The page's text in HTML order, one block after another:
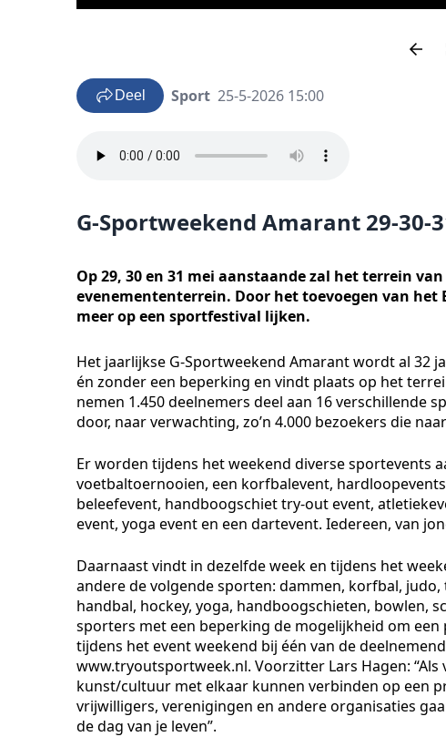
Deel Sport 25-5-2026 15:00
G-Sportweekend Amarant 29-30-
Op 29, 30 en 31 mei aanstaande zal het terrein
evenemententerrein. Door het toevoegen van het
meer op een sportfestival lijken.
Het jaarlijkse G-Sportweekend Amarant wordt al 32
én zonder een beperking en vindt plaats op het
nemen 1.450 deelnemers deel aan 16 verschillende
door, naar verwachting, zo’n 4.000 bezoekers die
Er worden tijdens het weekend diverse sportevents
voetbaltoernooien, een korfbalevent,
beleefevent, handboogschiet try-out event,
event, yoga event en een dartevent. Iedereen, van
Daarnaast vindt in dezelfde week en tijdens het
andere de volgende sporten: dammen, korfbal,
handbal, hockey, yoga, handboogschieten, bowlen,
sporters met een beperking de mogelijkheid om
tijdens het event weekend bij één van de
www.tryoutsportweek.nl. Voorzitter Lars Hagen:
kunst/cultuur met elkaar kunnen verbinden op een
vrijwilligers, verenigingen en andere organisaties
de dag van je leven”.